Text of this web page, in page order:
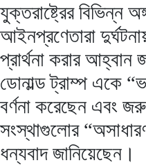
যুক্তরাষ্ট্রের বিভিন্ন
আইনপ্রণেতারা
প্রার্থনা করার আহ্বান
ডোনাল্ড ট্রাম্প একে
বর্ণনা করেছেন এবং
সংস্থাগুলোর
ধন্যবাদ জানিয়েছেন।